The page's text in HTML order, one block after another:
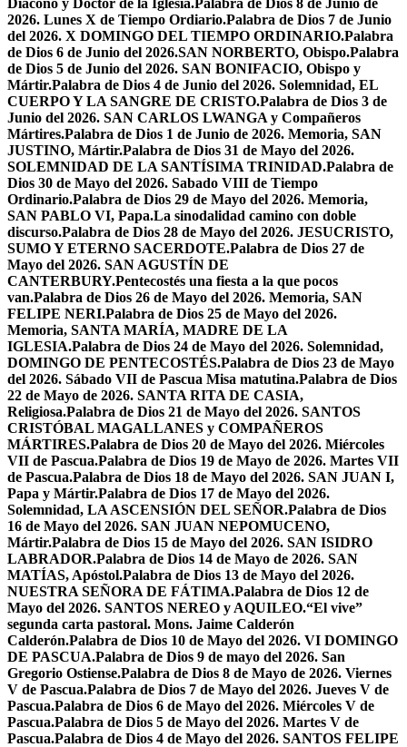
Diácono y Doctor de la Iglesia.Palabra de Dios 8 de Junio de
2026. Lunes X de Tiempo Ordiario.Palabra de Dios 7 de Junio
del 2026. X DOMINGO DEL TIEMPO ORDINARIO.Palabra
de Dios 6 de Junio del 2026.SAN NORBERTO, Obispo.Palabra
de Dios 5 de Junio del 2026. SAN BONIFACIO, Obispo y
Mártir.Palabra de Dios 4 de Junio del 2026. Solemnidad, EL
CUERPO Y LA SANGRE DE CRISTO.Palabra de Dios 3 de
Junio del 2026. SAN CARLOS LWANGA y Compañeros
Mártires.Palabra de Dios 1 de Junio de 2026. Memoria, SAN
JUSTINO, Mártir.Palabra de Dios 31 de Mayo del 2026.
SOLEMNIDAD DE LA SANTÍSIMA TRINIDAD.Palabra de
Dios 30 de Mayo del 2026. Sabado VIII de Tiempo
Ordinario.Palabra de Dios 29 de Mayo del 2026. Memoria,
SAN PABLO VI, Papa.La sinodalidad camino con doble
discurso.Palabra de Dios 28 de Mayo del 2026. JESUCRISTO,
SUMO Y ETERNO SACERDOTE.Palabra de Dios 27 de
Mayo del 2026. SAN AGUSTÍN DE
CANTERBURY.Pentecostés una fiesta a la que pocos
van.Palabra de Dios 26 de Mayo del 2026. Memoria, SAN
FELIPE NERI.Palabra de Dios 25 de Mayo del 2026.
Memoria, SANTA MARÍA, MADRE DE LA
IGLESIA.Palabra de Dios 24 de Mayo del 2026. Solemnidad,
DOMINGO DE PENTECOSTÉS.Palabra de Dios 23 de Mayo
del 2026. Sábado VII de Pascua Misa matutina.Palabra de Dios
22 de Mayo de 2026. SANTA RITA DE CASIA,
Religiosa.Palabra de Dios 21 de Mayo del 2026. SANTOS
CRISTÓBAL MAGALLANES y COMPAÑEROS
MÁRTIRES.Palabra de Dios 20 de Mayo del 2026. Miércoles
VII de Pascua.Palabra de Dios 19 de Mayo de 2026. Martes VII
de Pascua.Palabra de Dios 18 de Mayo del 2026. SAN JUAN I,
Papa y Mártir.Palabra de Dios 17 de Mayo del 2026.
Solemnidad, LA ASCENSIÓN DEL SEÑOR.Palabra de Dios
16 de Mayo del 2026. SAN JUAN NEPOMUCENO,
Mártir.Palabra de Dios 15 de Mayo del 2026. SAN ISIDRO
LABRADOR.Palabra de Dios 14 de Mayo de 2026. SAN
MATÍAS, Apóstol.Palabra de Dios 13 de Mayo del 2026.
NUESTRA SEÑORA DE FÁTIMA.Palabra de Dios 12 de
Mayo del 2026. SANTOS NEREO y AQUILEO.“El vive”
segunda carta pastoral. Mons. Jaime Calderón
Calderón.Palabra de Dios 10 de Mayo del 2026. VI DOMINGO
DE PASCUA.Palabra de Dios 9 de mayo del 2026. San
Gregorio Ostiense.Palabra de Dios 8 de Mayo de 2026. Viernes
V de Pascua.Palabra de Dios 7 de Mayo del 2026. Jueves V de
Pascua.Palabra de Dios 6 de Mayo del 2026. Miércoles V de
Pascua.Palabra de Dios 5 de Mayo del 2026. Martes V de
Pascua.Palabra de Dios 4 de Mayo del 2026. SANTOS FELIPE